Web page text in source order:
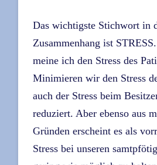
Das wichtigste Stichwort in
Zusammenhang ist
meine ich den Stress des
Minimieren wir den Stress
auch der Stress beim
reduziert. Aber ebenso aus
Gründen erscheint es als
Stress bei unseren